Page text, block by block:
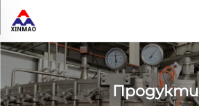
Продукти